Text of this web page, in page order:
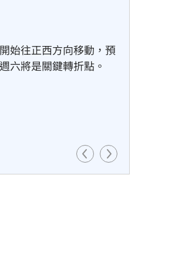
重建、能源與台灣未來
台灣必須看懂的世界風